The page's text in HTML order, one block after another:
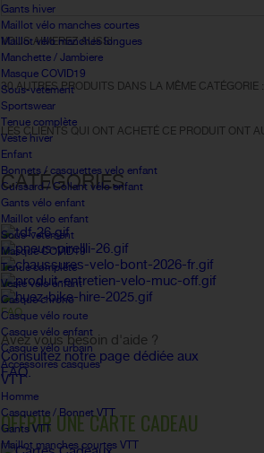
Gants hiver
Maillot vélo manches courtes
Maillot vélo manches longues
Manchette / Jambiere
Masque COVID19
Sous-vetement
Sportswear
Tenue complète
Veste hiver
Enfant
Bonnets / casquettes velo enfant
Cuissard / Collant vélo enfant
Gants vélo enfant
Maillot vélo enfant
Sous-vetement
Masque COVID19
Tenue complète
Veste vélo enfant
Casque chrono
Casque vélo route
Casque vélo enfant
Casque vélo urbain
Accessoires casques
VTT
Homme
Casquette / Bonnet VTT
Gants VTT
Maillot manches courtes VTT
VOUS AIMEREZ AUSSI :
30 AUTRES PRODUITS DANS LA MÊME CATÉGORIE :
LES CLIENTS QUI ONT ACHETÉ CE PRODUIT ONT
CATÉGORIES
FAQ
Avez vous besoin d'aide ?
Consultez notre page dédiée aux
FAQ.
OFFRIR UNE CARTE CADEAU